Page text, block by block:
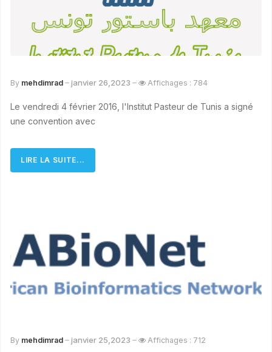
By mehdimrad janvier 26,2023 Affichages : 784
Le vendredi 4 février 2016, l'Institut Pasteur de Tunis a signé
une convention avec
LIRE LA SUITE...
By mehdimrad janvier 25,2023 Affichages : 712